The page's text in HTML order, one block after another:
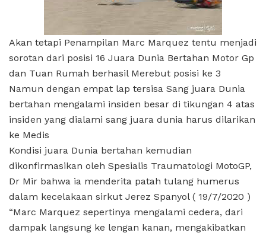
Akan tetapi Penampilan Marc Marquez tentu menjadi
sorotan dari posisi 16 Juara Dunia Bertahan Motor Gp
dan Tuan Rumah berhasil Merebut posisi ke 3
Namun dengan empat lap tersisa Sang juara Dunia
bertahan mengalami insiden besar di tikungan 4 atas
insiden yang dialami sang juara dunia harus dilarikan
ke Medis
Kondisi juara Dunia bertahan kemudian
dikonfirmasikan oleh Spesialis Traumatologi MotoGP,
Dr Mir bahwa ia menderita patah tulang humerus
dalam kecelakaan sirkut Jerez Spanyol ( 19/7/2020 )
“Marc Marquez sepertinya mengalami cedera, dari
dampak langsung ke lengan kanan, mengakibatkan